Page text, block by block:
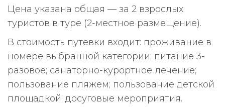
Цена указана общая — за 2 взрослых
туристов в туре (2-местное размещение).
В стоимость путевки входит: проживание в
номере выбранной категории; питание 3-
разовое; санаторно-курортное лечение;
пользование пляжем; пользование детской
площадкой; досуговые мероприятия.